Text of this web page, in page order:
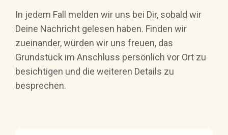
In jedem Fall melden wir uns bei Dir, sobald wir
Deine Nachricht gelesen haben. Finden wir
zueinander, würden wir uns freuen, das
Grundstück im Anschluss persönlich vor Ort zu
besichtigen und die weiteren Details zu
besprechen.